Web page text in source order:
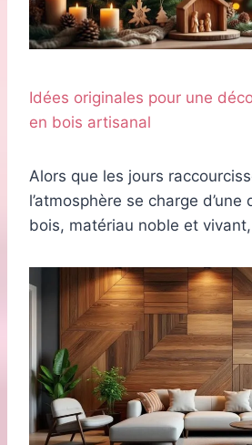
Idées originales pour une
en bois artisanal
Alors que les jours
l’atmosphère se charge
bois, matériau noble et